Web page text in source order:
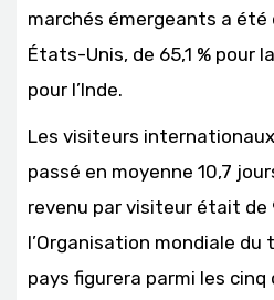
marchés émergeants a été
États-Unis, de 65,1 % pour
pour l’Inde.
Les visiteurs
passé en moyenne 10,7
revenu par visiteur était de
l’Organisation mondiale du
pays figurera parmi les